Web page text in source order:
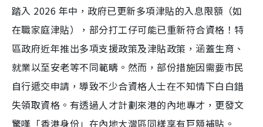
踏入 2026 年中，政府已更新多項津貼的入息限額（如
在職家庭津貼），部分打工仔可能已重新符合資格！特
區政府近年推出多項支援政策及津貼政策，涵蓋生育、
就業以至安老等不同範疇。然而，部份措施因需要市民
自行遞交申請，導致不少合資格人士在不知情下白白錯
失領取資格。有透過人才計劃來港的內地專才，更發文
驚嘆「香港身份」在內地大灣區同樣享有巨額補貼。